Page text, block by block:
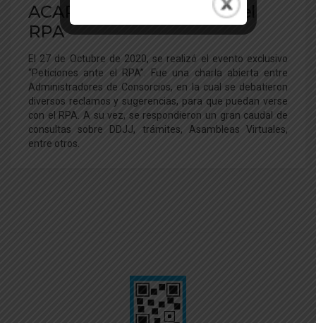
ACAPPH: Peticiones ante el
RPA
El 27 de Octubre de 2020, se realizó el evento exclusivo
“Peticiones ante el RPA”. Fue una charla abierta entre
Administradores de Consorcios, en la cual se debatieron
diversos reclamos y sugerencias, para que puedan verse
con el RPA. A su vez, se respondieron un gran caudal de
consultas sobre DDJJ, trámites, Asambleas Virtuales,
entre otros.